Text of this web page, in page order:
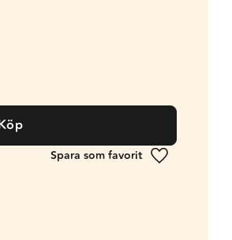
Lägg till i